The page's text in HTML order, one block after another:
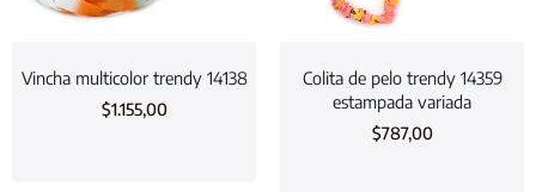
Vincha multicolor trendy 14138
$1.155,00
Colita de pelo trendy 14359
estampada variada
$787,00